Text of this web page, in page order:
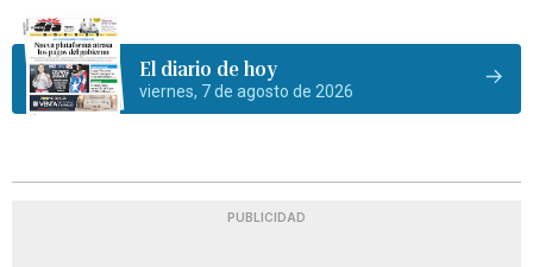
El diario de hoy
viernes, 7 de agosto de 2026
PUBLICIDAD